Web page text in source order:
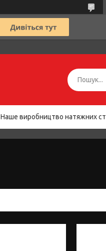
Наше виробництво натяжних